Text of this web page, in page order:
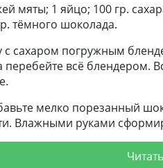
мяты; 1 яйцо; 100 гр.
тёмного шоколада.
с сахаром погружным
перебейте всё блендером.
мелко порезанный
Влажными руками